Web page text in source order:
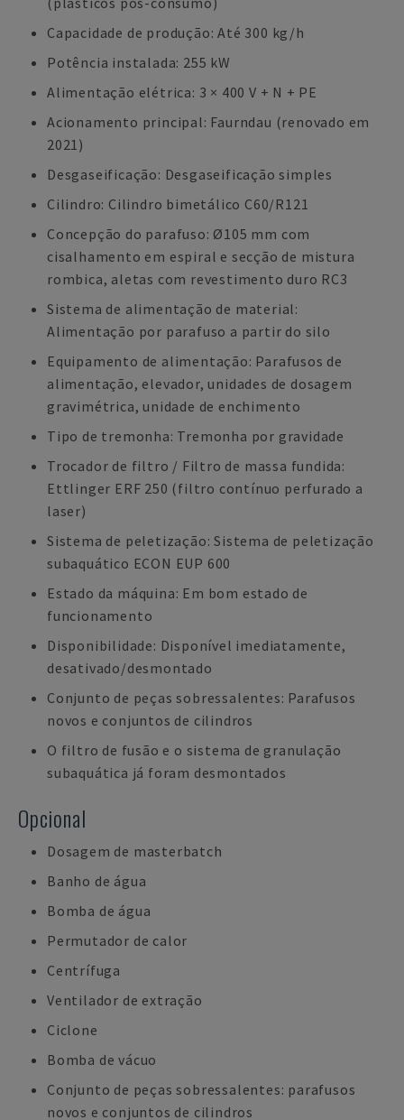
Capacidade de produção: Até 300 kg/h
Potência instalada: 255 kW
Alimentação elétrica: 3 × 400 V + N + PE
Acionamento principal: Faurndau (renovado em
2021)
Desgaseificação: Desgaseificação simples
Cilindro: Cilindro bimetálico C60/R121
Concepção do parafuso: Ø105 mm com
cisalhamento em espiral e secção de mistura
rombica, aletas com revestimento duro RC3
Sistema de alimentação de material:
Alimentação por parafuso a partir do silo
Equipamento de alimentação: Parafusos de
alimentação, elevador, unidades de dosagem
gravimétrica, unidade de enchimento
Tipo de tremonha: Tremonha por gravidade
Trocador de filtro / Filtro de massa fundida:
Ettlinger ERF 250 (filtro contínuo perfurado a
laser)
Sistema de peletização: Sistema de peletização
subaquático ECON EUP 600
Estado da máquina: Em bom estado de
funcionamento
Disponibilidade: Disponível imediatamente,
desativado/desmontado
Conjunto de peças sobressalentes: Parafusos
novos e conjuntos de cilindros
O filtro de fusão e o sistema de granulação
subaquática já foram desmontados
Opcional
Dosagem de masterbatch
Banho de água
Bomba de água
Permutador de calor
Centrífuga
Ventilador de extração
Ciclone
Bomba de vácuo
Conjunto de peças sobressalentes: parafusos
novos e conjuntos de cilindros